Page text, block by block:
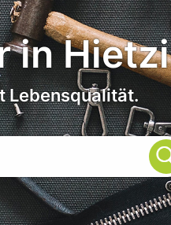
in
Lebensqualität.